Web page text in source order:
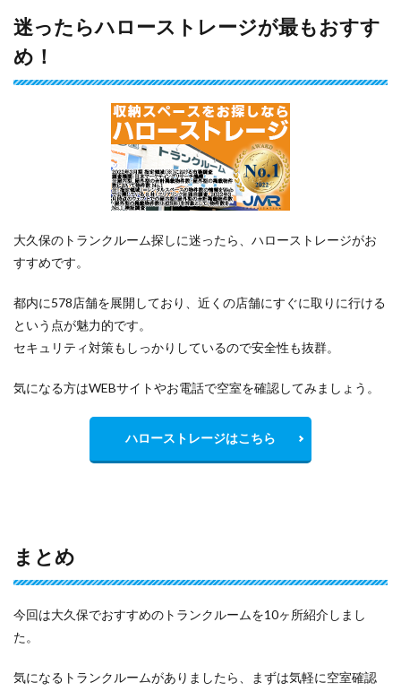
迷ったらハローストレージが最もおすす
め！
大久保のトランクルーム探しに迷ったら、ハローストレージがお
すすめです。
都内に578店舗を展開しており、近くの店舗にすぐに取りに行ける
という点が魅力的です。
セキュリティ対策もしっかりしているので安全性も抜群。
気になる方はWEBサイトやお電話で空室を確認してみましょう。
ハローストレージはこちら
まとめ
今回は大久保でおすすめのトランクルームを10ヶ所紹介しまし
た。
気になるトランクルームがありましたら、まずは気軽に空室確認